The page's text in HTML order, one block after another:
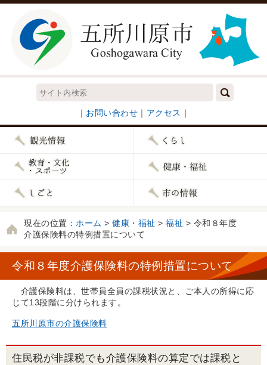
｜ お問い合わせ ｜ アクセス ｜
現在の位置： ホーム > 健康・福祉 > 福祉 > 令和８年度
介護保険料の特例措置について
令和８年度介護保険料の特例措置について
介護保険料は、世帯員全員の課税状況と、ご本人の所得に応
じて13段階に分けられます。
五所川原市の介護保険料
住民税が非課税でも介護保険料の算定では課税と